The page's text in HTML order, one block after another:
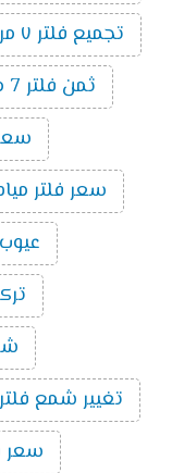
تجميع فلتر ٧ مراحل
ثمن فلتر 7 مراحل
سعر
سعر فلتر مياه 7 مراحل تايوانى امريكي
عيوب
تغيير شمع فلتر 7 مراحل
سعر فلتر